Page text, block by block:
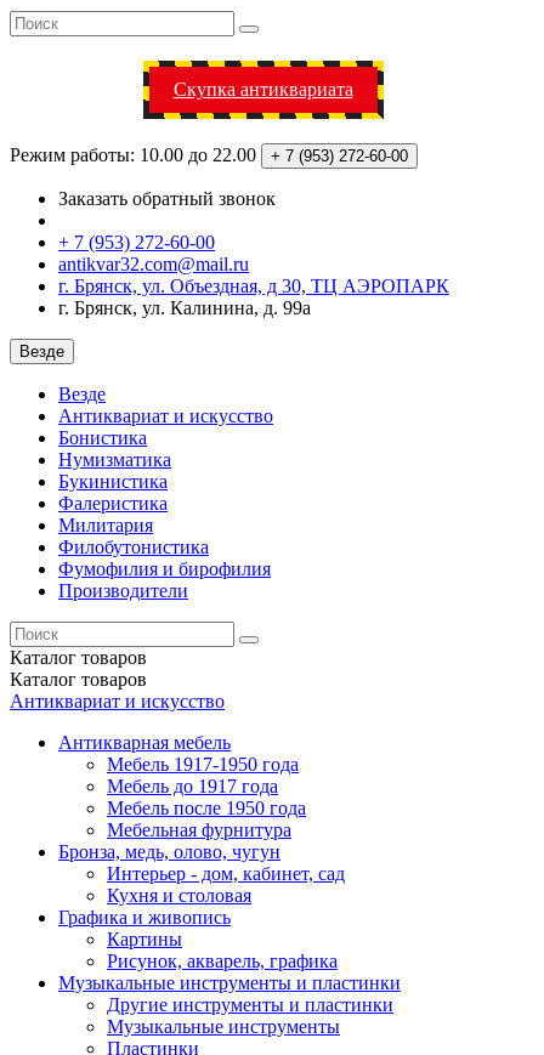
Скупка антиквариата
Режим работы: 10.00 до 22.00 + 7 (953) 272-60-00
Заказать обратный звонок
+ 7 (953) 272-60-00
antikvar32.com@mail.ru
г. Брянск, ул. Объездная, д 30, ТЦ АЭРОПАРК
г. Брянск, ул. Калинина, д. 99а
Везде
Везде
Антиквариат и искусство
Бонистика
Нумизматика
Букинистика
Фалеристика
Милитария
Филобутонистика
Фумофилия и бирофилия
Производители
Каталог товаров
Каталог товаров
Антиквариат и искусство
Антикварная мебель
Мебель 1917-1950 года
Мебель до 1917 года
Мебель после 1950 года
Мебельная фурнитура
Бронза, медь, олово, чугун
Интерьер - дом, кабинет, сад
Кухня и столовая
Графика и живопись
Картины
Рисунок, акварель, графика
Музыкальные инструменты и пластинки
Другие инструменты и пластинки
Музыкальные инструменты
Пластинки